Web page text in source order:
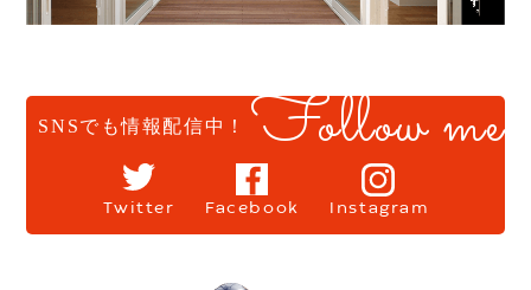
SNSでも情報配信中！ Follow me
Twitter Facebook Instagram